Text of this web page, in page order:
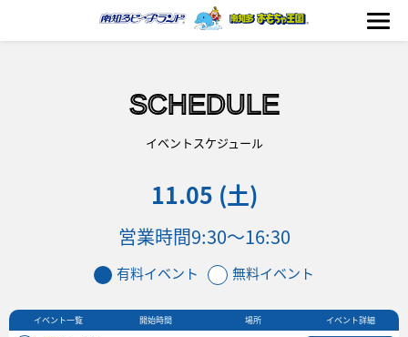
イベント
海の生きもの
おもちゃ王国
SCHEDULE
イベントスケジュール
11.05 (土)
営業時間9:30〜16:30
有料イベント 無料イベント
イベント一覧 開始時間 場所 イベント詳細